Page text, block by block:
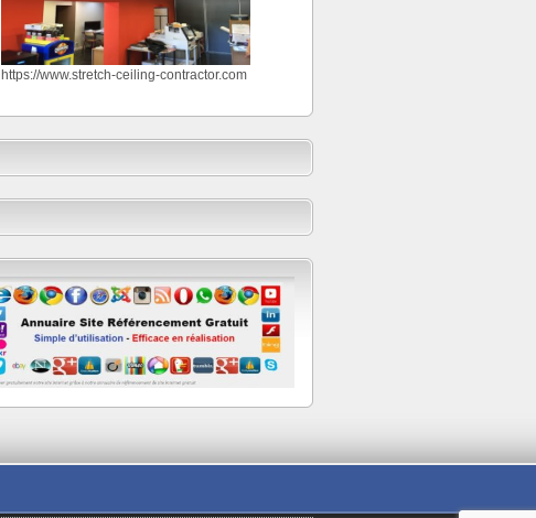
https://www.stretch-ceiling-contractor.com